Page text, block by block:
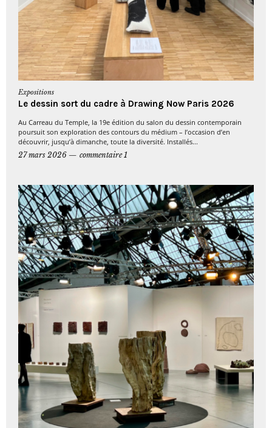
Expositions
Le dessin sort du cadre à Drawing Now Paris 2026
Au Carreau du Temple, la 19e édition du salon du dessin contemporain
poursuit son exploration des contours du médium – l’occasion d’en
découvrir, jusqu’à dimanche, toute la diversité. Installés...
27 mars 2026
commentaire 1